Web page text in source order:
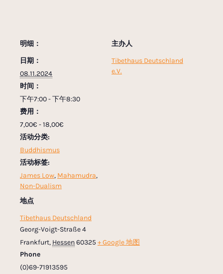
明细：
日期：
08.11.2024
时间：
下午7:00 - 下午8:30
费用：
7,00€ - 18,00€
活动分类:
Buddhismus
活动标签:
James Low, Mahamudra,
Non-Dualism
地点
Tibethaus Deutschland
Georg-Voigt-Straße 4
Frankfurt, Hessen60325 + Google 地图
Phone
(0)69-71913595
主办人
Tibethaus Deutschland
e.V.